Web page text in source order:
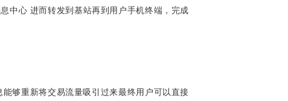
中心 进而转发到基站再到用户手机终端，完成
够重新将交易流量吸引过来最终用户可以直接